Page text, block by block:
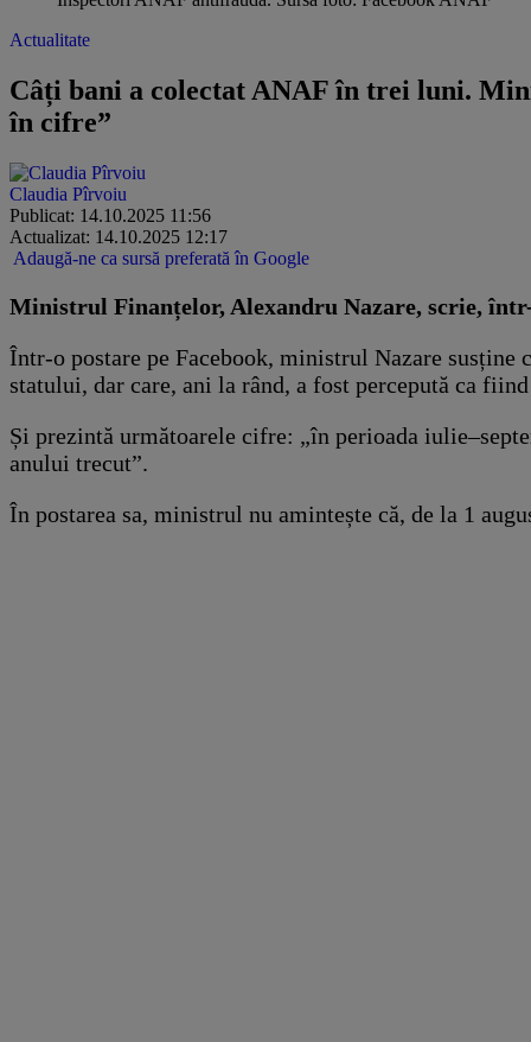
Actualitate
Câți bani a colectat ANAF în trei luni.
în cifre”
Claudia Pîrvoiu
Publicat: 14.10.2025 11:56
Actualizat: 14.10.2025 12:17
Adaugă-ne ca sursă preferată în Google
Ministrul Finanțelor, Alexandru Nazare, scrie,
Într-o postare pe Facebook, ministrul Nazare
statului, dar care, ani la rând, a fost percepută ca
Și prezintă următoarele cifre: „în perioada
anului trecut”.
În postarea sa, ministrul nu amintește că, de la 1